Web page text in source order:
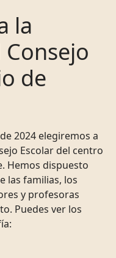
la
de
2024 elegiremos a
Escolar del centro
Hemos dispuesto
las familias, los
y profesoras
Puedes ver los